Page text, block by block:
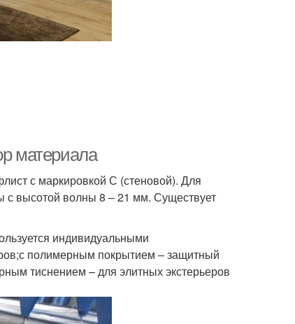
материала
с маркировкой С (стеновой). Для
с высотой волны 8 – 21 мм. Существует
индивидуальными
полимерным покрытием – защитный
тиснением – для элитных экстерьеров